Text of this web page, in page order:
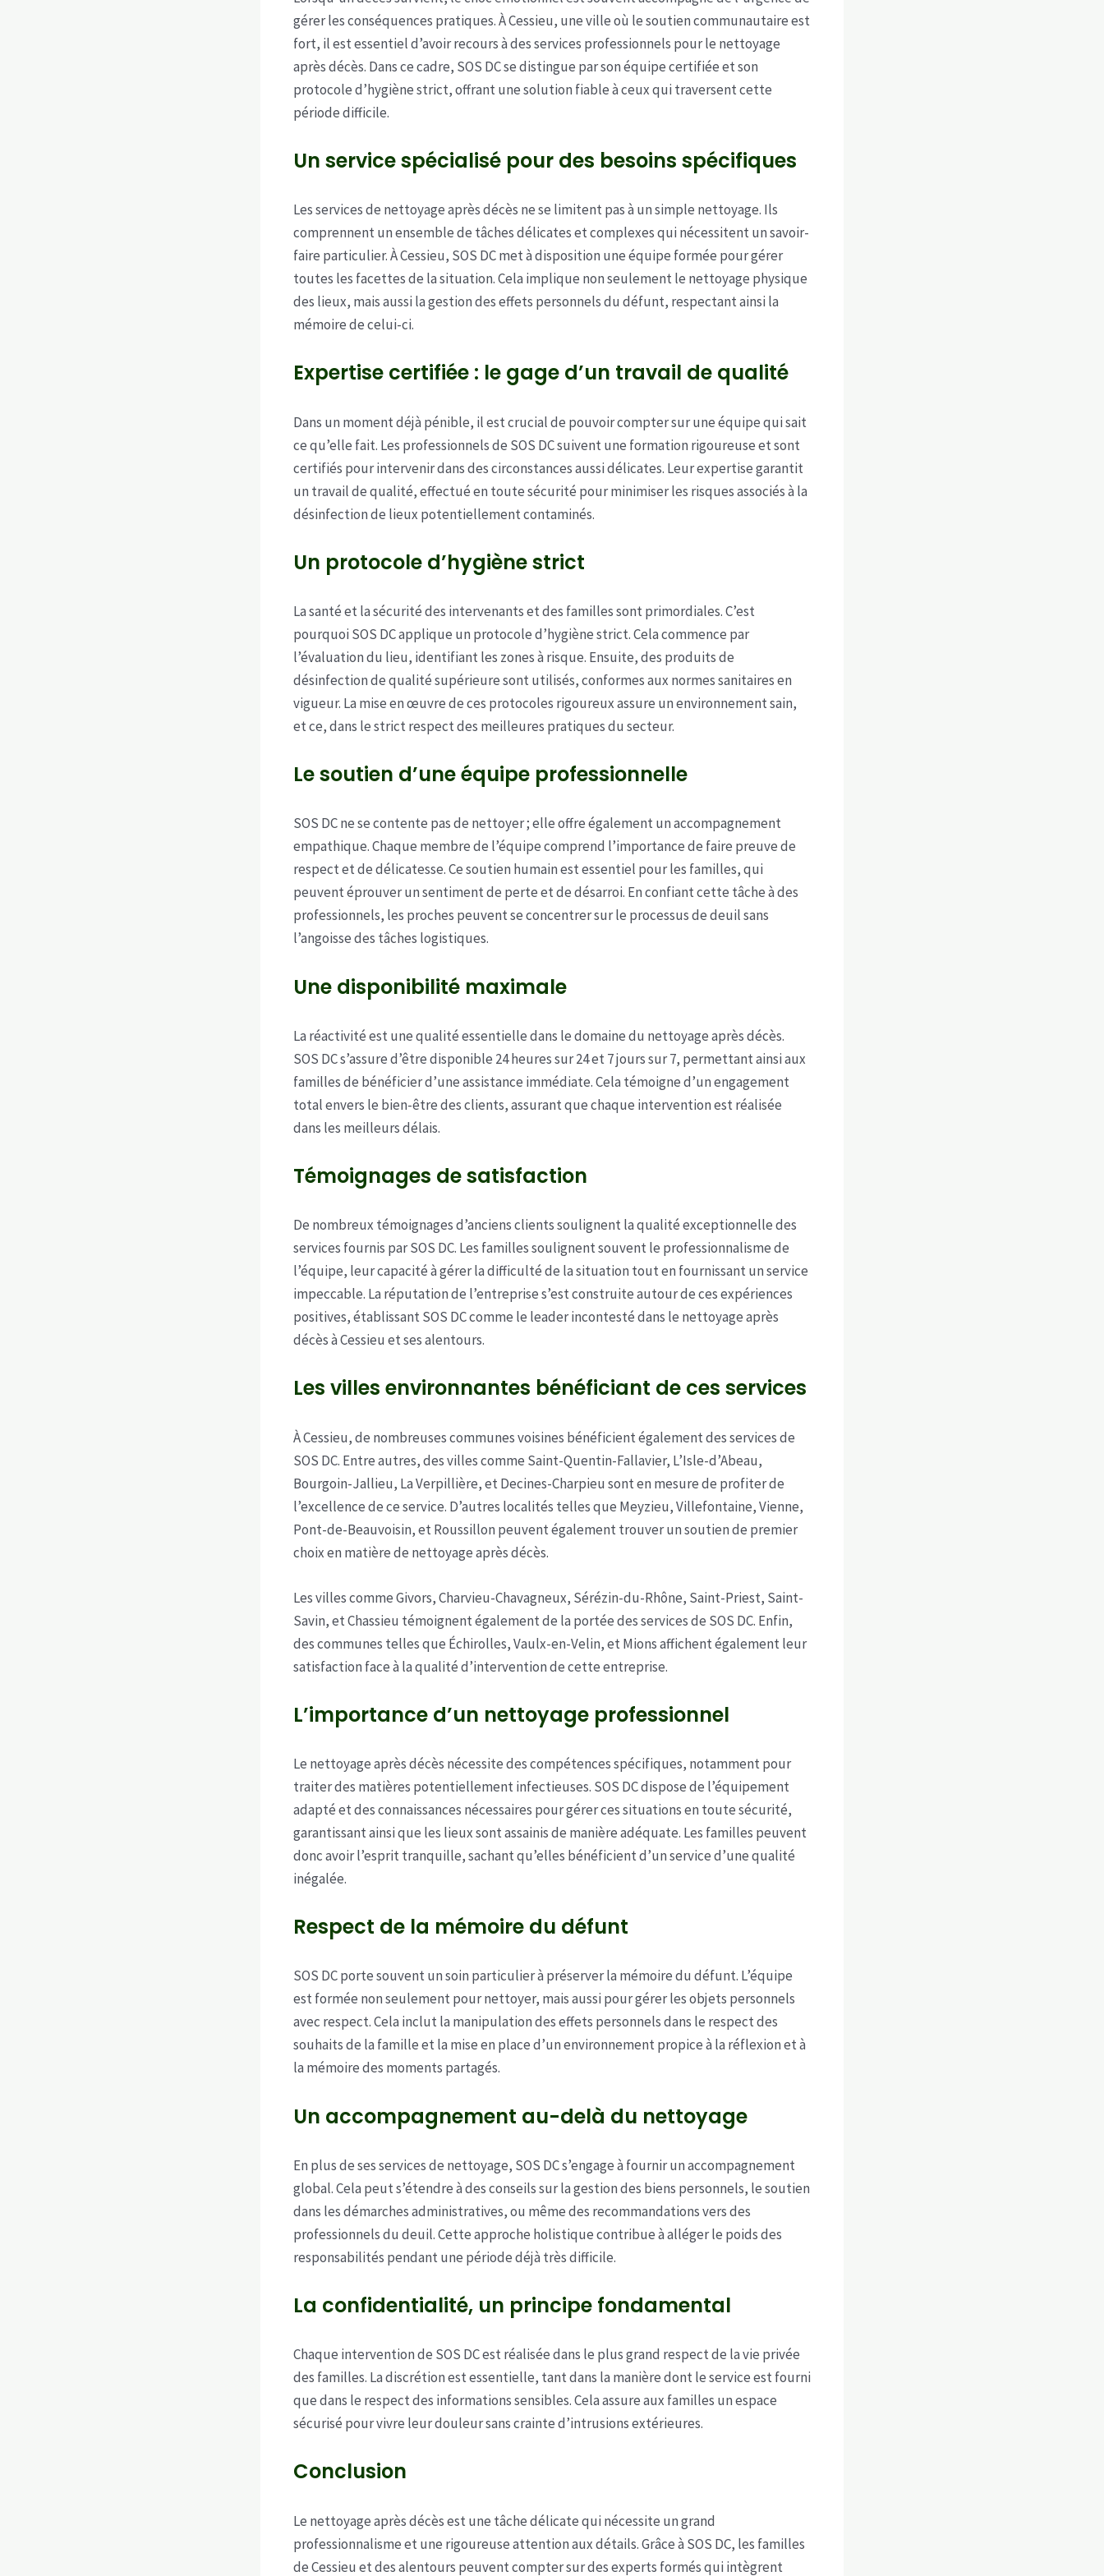
gérer les conséquences pratiques. À Cessieu, une ville où le soutien communautaire est
fort, il est essentiel d’avoir recours à des services professionnels pour le nettoyage
après décès. Dans ce cadre, SOS DC se distingue par son équipe certifiée et son
protocole d’hygiène strict, offrant une solution fiable à ceux qui traversent cette
période difficile.
Un service spécialisé pour des besoins spécifiques
Les services de nettoyage après décès ne se limitent pas à un simple nettoyage. Ils
comprennent un ensemble de tâches délicates et complexes qui nécessitent un savoir-
faire particulier. À Cessieu, SOS DC met à disposition une équipe formée pour gérer
toutes les facettes de la situation. Cela implique non seulement le nettoyage physique
des lieux, mais aussi la gestion des effets personnels du défunt, respectant ainsi la
mémoire de celui-ci.
Expertise certifiée : le gage d’un travail de qualité
Dans un moment déjà pénible, il est crucial de pouvoir compter sur une équipe qui sait
ce qu’elle fait. Les professionnels de SOS DC suivent une formation rigoureuse et sont
certifiés pour intervenir dans des circonstances aussi délicates. Leur expertise garantit
un travail de qualité, effectué en toute sécurité pour minimiser les risques associés à la
désinfection de lieux potentiellement contaminés.
Un protocole d’hygiène strict
La santé et la sécurité des intervenants et des familles sont primordiales. C’est
pourquoi SOS DC applique un protocole d’hygiène strict. Cela commence par
l’évaluation du lieu, identifiant les zones à risque. Ensuite, des produits de
désinfection de qualité supérieure sont utilisés, conformes aux normes sanitaires en
vigueur. La mise en œuvre de ces protocoles rigoureux assure un environnement sain,
et ce, dans le strict respect des meilleures pratiques du secteur.
Le soutien d’une équipe professionnelle
SOS DC ne se contente pas de nettoyer ; elle offre également un accompagnement
empathique. Chaque membre de l’équipe comprend l’importance de faire preuve de
respect et de délicatesse. Ce soutien humain est essentiel pour les familles, qui
peuvent éprouver un sentiment de perte et de désarroi. En confiant cette tâche à des
professionnels, les proches peuvent se concentrer sur le processus de deuil sans
l’angoisse des tâches logistiques.
Une disponibilité maximale
La réactivité est une qualité essentielle dans le domaine du nettoyage après décès.
SOS DC s’assure d’être disponible 24 heures sur 24 et 7 jours sur 7, permettant ainsi aux
familles de bénéficier d’une assistance immédiate. Cela témoigne d’un engagement
total envers le bien-être des clients, assurant que chaque intervention est réalisée
dans les meilleurs délais.
Témoignages de satisfaction
De nombreux témoignages d’anciens clients soulignent la qualité exceptionnelle des
services fournis par SOS DC. Les familles soulignent souvent le professionnalisme de
l’équipe, leur capacité à gérer la difficulté de la situation tout en fournissant un service
impeccable. La réputation de l’entreprise s’est construite autour de ces expériences
positives, établissant SOS DC comme le leader incontesté dans le nettoyage après
décès à Cessieu et ses alentours.
Les villes environnantes bénéficiant de ces services
À Cessieu, de nombreuses communes voisines bénéficient également des services de
SOS DC. Entre autres, des villes comme Saint-Quentin-Fallavier, L’Isle-d’Abeau,
Bourgoin-Jallieu, La Verpillière, et Decines-Charpieu sont en mesure de profiter de
l’excellence de ce service. D’autres localités telles que Meyzieu, Villefontaine, Vienne,
Pont-de-Beauvoisin, et Roussillon peuvent également trouver un soutien de premier
choix en matière de nettoyage après décès.
Les villes comme Givors, Charvieu-Chavagneux, Sérézin-du-Rhône, Saint-Priest, Saint-
Savin, et Chassieu témoignent également de la portée des services de SOS DC. Enfin,
des communes telles que Échirolles, Vaulx-en-Velin, et Mions affichent également leur
satisfaction face à la qualité d’intervention de cette entreprise.
L’importance d’un nettoyage professionnel
Le nettoyage après décès nécessite des compétences spécifiques, notamment pour
traiter des matières potentiellement infectieuses. SOS DC dispose de l’équipement
adapté et des connaissances nécessaires pour gérer ces situations en toute sécurité,
garantissant ainsi que les lieux sont assainis de manière adéquate. Les familles peuvent
donc avoir l’esprit tranquille, sachant qu’elles bénéficient d’un service d’une qualité
inégalée.
Respect de la mémoire du défunt
SOS DC porte souvent un soin particulier à préserver la mémoire du défunt. L’équipe
est formée non seulement pour nettoyer, mais aussi pour gérer les objets personnels
avec respect. Cela inclut la manipulation des effets personnels dans le respect des
souhaits de la famille et la mise en place d’un environnement propice à la réflexion et à
la mémoire des moments partagés.
Un accompagnement au-delà du nettoyage
En plus de ses services de nettoyage, SOS DC s’engage à fournir un accompagnement
global. Cela peut s’étendre à des conseils sur la gestion des biens personnels, le soutien
dans les démarches administratives, ou même des recommandations vers des
professionnels du deuil. Cette approche holistique contribue à alléger le poids des
responsabilités pendant une période déjà très difficile.
La confidentialité, un principe fondamental
Chaque intervention de SOS DC est réalisée dans le plus grand respect de la vie privée
des familles. La discrétion est essentielle, tant dans la manière dont le service est fourni
que dans le respect des informations sensibles. Cela assure aux familles un espace
sécurisé pour vivre leur douleur sans crainte d’intrusions extérieures.
Conclusion
Le nettoyage après décès est une tâche délicate qui nécessite un grand
professionnalisme et une rigoureuse attention aux détails. Grâce à SOS DC, les familles
de Cessieu et des alentours peuvent compter sur des experts formés qui intègrent